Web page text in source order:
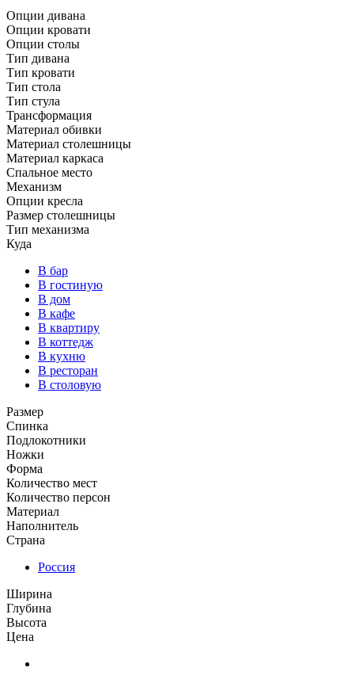
Опции дивана
Опции кровати
Опции столы
Тип дивана
Тип кровати
Тип стола
Тип стула
Трансформация
Материал обивки
Материал столешницы
Материал каркаса
Спальное место
Механизм
Опции кресла
Размер столешницы
Тип механизма
Куда
В бар
В гостиную
В дом
В кафе
В квартиру
В коттедж
В кухню
В ресторан
В столовую
Размер
Спинка
Подлокотники
Ножки
Форма
Количество мест
Количество персон
Материал
Наполнитель
Страна
Россия
Ширина
Глубина
Высота
Цена